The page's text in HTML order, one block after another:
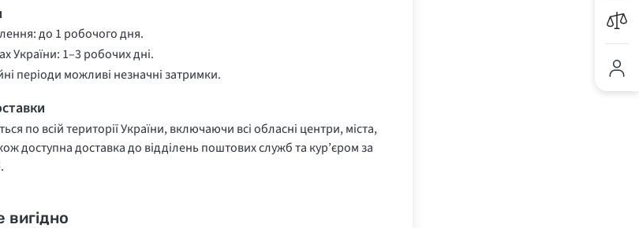
до 1 робочого дня.
України: 1–3 робочих дні.
періоди можливі незначні затримки.
по всій території України, включаючи всі обласні центри, міста,
доступна доставка до відділень поштових служб та кур’єром за
вигідно